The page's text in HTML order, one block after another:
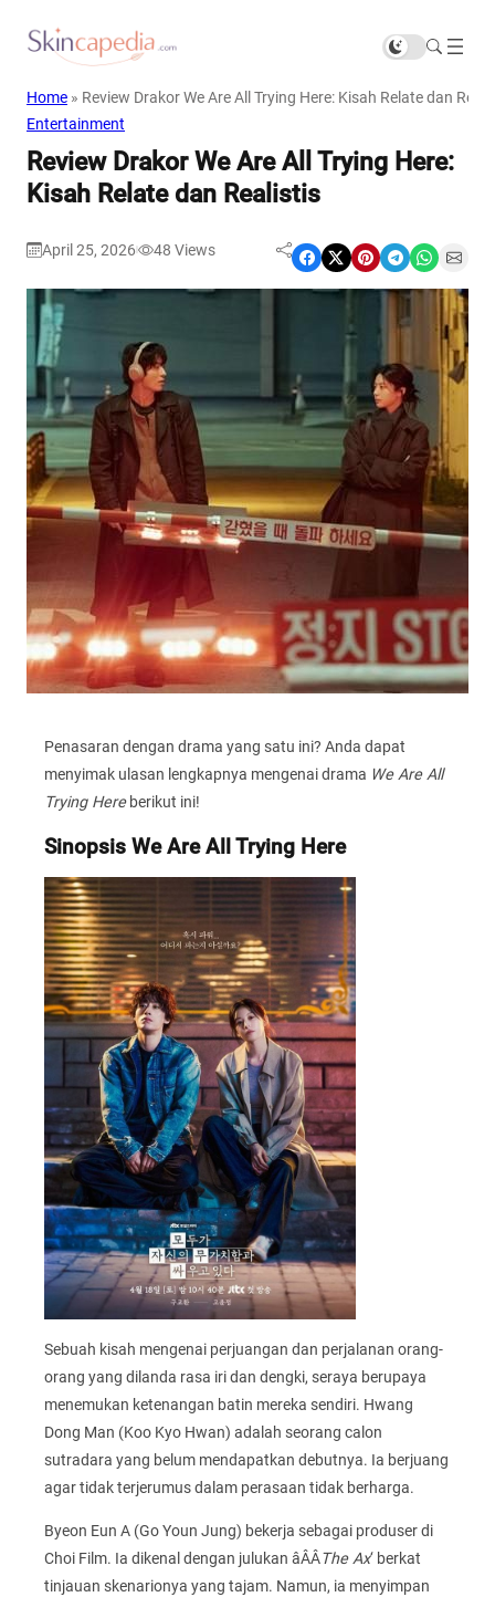
Home » Review Drakor We Are All Trying Here: Kisah Relate dan
Entertainment
Review Drakor We Are All Trying Here:
Kisah Relate dan Realistis
April 25, 2026 48 Views Share on Facebook Share on X Share on Pinterest Share on Telegram Share on WhatsApp Share on Email
Penasaran dengan drama yang satu ini? Anda dapat
menyimak ulasan lengkapnya mengenai drama We Are All
Trying Hereberikut ini!
Sinopsis We Are All Trying Here
Sebuah kisah mengenai perjuangan dan perjalanan orang-
orang yang dilanda rasa iri dan dengki, seraya berupaya
menemukan ketenangan batin mereka sendiri. Hwang
Dong Man (Koo Kyo Hwan) adalah seorang calon
sutradara yang belum mendapatkan debutnya. Ia berjuang
agar tidak terjerumus dalam perasaan tidak berharga.
Byeon Eun A (Go Youn Jung) bekerja sebagai produser di
Choi Film. Ia dikenal dengan julukan âÂÂThe Ax‘ berkat
tinjauan skenarionya yang tajam. Namun, ia menyimpan